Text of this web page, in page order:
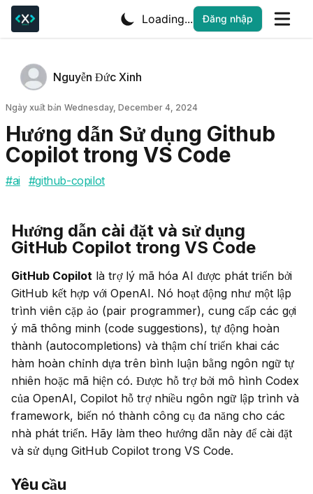
Loading... Đăng nhập
Tác giả
Name
Nguyễn Đức Xinh
Ngày xuất bản
Ngày xuất bản Wednesday, December 4, 2024
Hướng dẫn Sử dụng Github
Copilot trong VS Code
#ai #github-copilot
Hướng dẫn cài đặt và sử dụng
GitHub Copilot trong VS Code
GitHub Copilot là trợ lý mã hóa AI được phát triển bởi
GitHub kết hợp với OpenAI. Nó hoạt động như một lập
trình viên cặp ảo (pair programmer), cung cấp các gợi
ý mã thông minh (code suggestions), tự động hoàn
thành (autocompletions) và thậm chí triển khai các
hàm hoàn chỉnh dựa trên bình luận bằng ngôn ngữ tự
nhiên hoặc mã hiện có. Được hỗ trợ bởi mô hình Codex
của OpenAI, Copilot hỗ trợ nhiều ngôn ngữ lập trình và
framework, biến nó thành công cụ đa năng cho các
nhà phát triển. Hãy làm theo hướng dẫn này để cài đặt
và sử dụng GitHub Copilot trong VS Code.
Yêu cầu